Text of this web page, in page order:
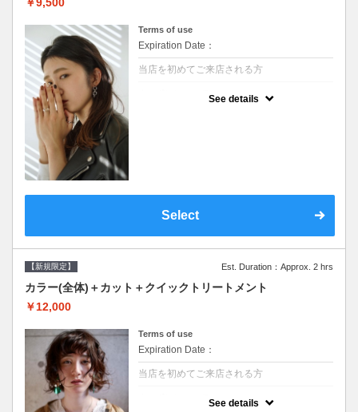
Terms of use
Expiration Date：
当店を初めてご来店される方
See details
Select
【新規限定】 Est. Duration：Approx. 2 hrs
カラー(全体)＋カット＋クイックトリートメント
￥12,000
Terms of use
Expiration Date：
当店を初めてご来店される方
See details